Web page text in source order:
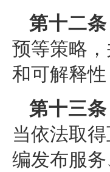
第十二条
预等策略
和可解释
第十三条
当依法取
编发布服